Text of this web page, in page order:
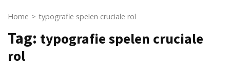
Home > typografie spelen cruciale rol
Tag: typografie spelen cruciale
rol